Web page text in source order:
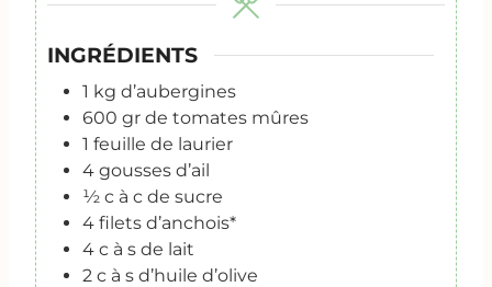
INGRÉDIENTS
1 kg d’aubergines
600 gr de tomates mûres
1 feuille de laurier
4 gousses d’ail
½ c à c de sucre
4 filets d’anchois*
4 c à s de lait
2 c à s d’huile d’olive